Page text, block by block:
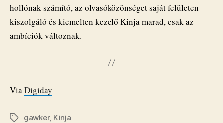
hollónak számító, az olvasóközönséget saját felületen
kiszolgáló és kiemelten kezelő Kinja marad, csak az
ambíciók változnak.
Via Digiday
Címkékgawker, Kinja